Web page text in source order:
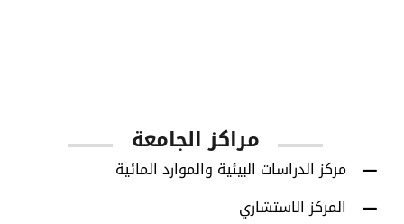
مراكز الجامعة
مركز الدراسات البيئية والموارد المائية
المركز الاستشاري